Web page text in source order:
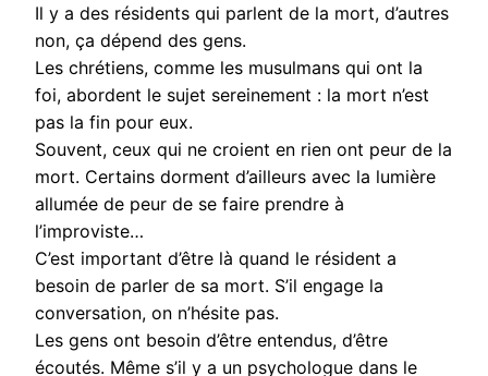
Il y a des résidents qui parlent de la mort, d’autres
non, ça dépend des gens.
Les chrétiens, comme les musulmans qui ont la
foi, abordent le sujet sereinement : la mort n’est
pas la fin pour eux.
Souvent, ceux qui ne croient en rien ont peur de la
mort. Certains dorment d’ailleurs avec la lumière
allumée de peur de se faire prendre à
l’improviste…
C’est important d’être là quand le résident a
besoin de parler de sa mort. S’il engage la
conversation, on n’hésite pas.
Les gens ont besoin d’être entendus, d’être
écoutés. Même s’il y a un psychologue dans le